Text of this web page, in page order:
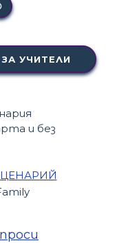
УЧИТЕЛИ
и без